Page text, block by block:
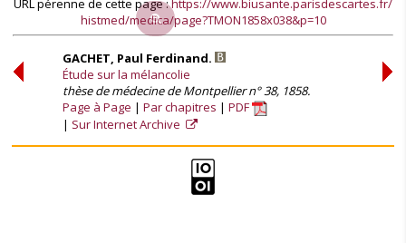
URL pérenne de cette page :https://www.biusante.parisdescartes.fr/
histmed/medica/page?TMON1858x038&p=10
GACHET, Paul Ferdinand.
Étude sur la mélancolie
thèse de médecine de Montpellier n° 38, 1858.
Page à Page
Par chapitres
PDF
Sur Internet Archive